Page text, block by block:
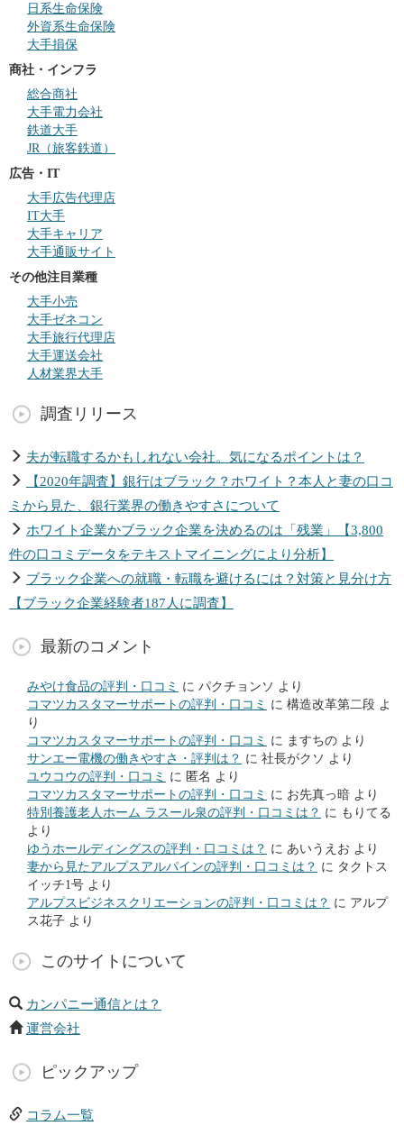
日系生命保険
外資系生命保険
大手損保
商社・インフラ
総合商社
大手電力会社
鉄道大手
JR（旅客鉄道）
広告・IT
大手広告代理店
IT大手
大手キャリア
大手通販サイト
その他注目業種
大手小売
大手ゼネコン
大手旅行代理店
大手運送会社
人材業界大手
調査リリース
夫が転職するかもしれない会社。気になるポイントは？
【2020年調査】銀行はブラック？ホワイト？本人と妻の口コ
ミから見た、銀行業界の働きやすさについて
ホワイト企業かブラック企業を決めるのは「残業」【3,800
件の口コミデータをテキストマイニングにより分析】
ブラック企業への就職・転職を避けるには？対策と見分け方
【ブラック企業経験者187人に調査】
最新のコメント
みやけ食品の評判・口コミ に パクチョンソ より
コマツカスタマーサポートの評判・口コミ に 構造改革第二段 よ
り
コマツカスタマーサポートの評判・口コミ に ますちの より
サンエー電機の働きやすさ・評判は？ に 社長がクソ より
ユウコウの評判・口コミ に 匿名 より
コマツカスタマーサポートの評判・口コミ に お先真っ暗 より
特別養護老人ホーム ラスール泉の評判・口コミは？ に もりてる
より
ゆうホールディングスの評判・口コミは？ に あいうえお より
妻から見たアルプスアルパインの評判・口コミは？ に タクトス
イッチ1号 より
アルプスビジネスクリエーションの評判・口コミは？ に アルプ
ス花子 より
このサイトについて
カンパニー通信とは？
運営会社
ピックアップ
コラム一覧